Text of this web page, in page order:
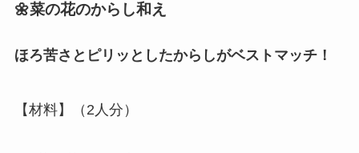
🌼菜の花のからし和え
ほろ苦さとピリッとしたからしがベストマッチ！
【材料】（2人分）